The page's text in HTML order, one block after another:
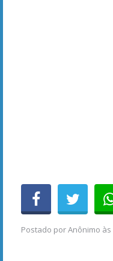
Postado porAnônimo às